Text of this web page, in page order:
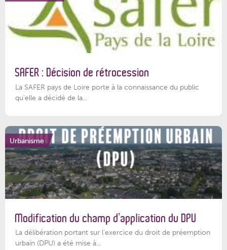
SAFER : Décision de rétrocession
La SAFER pays de Loire porte à la connaissance du public
qu’elle a décidé de la...
Urbanisme
Modification du champ d’application du DPU
La délibération portant sur l’exercice du droit de préemption
urbain (DPU) a été mise à...